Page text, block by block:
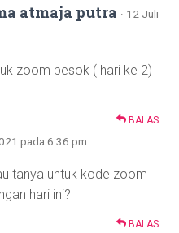
atmaja putra · 12 Juli
zoom besok ( hari ke 2)
BALAS
pada 6:36 pm
tanya untuk kode zoom
hari ini?
BALAS